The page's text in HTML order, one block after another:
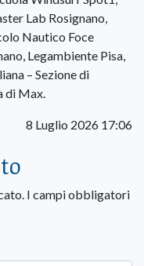
Lab Rosignano,
Nautico Foce
Legambiente Pisa,
– Sezione di
di Max.
8 Luglio 2026 17:06
I campi obbligatori